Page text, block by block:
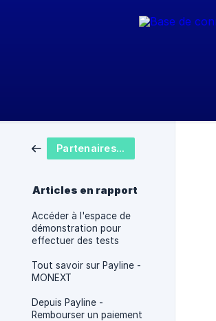
Partenaires - Intégrations
Articles en rapport
Accéder à l'espace de
démonstration pour
effectuer des tests
Tout savoir sur Payline -
MONEXT
Depuis Payline -
Rembourser un paiement